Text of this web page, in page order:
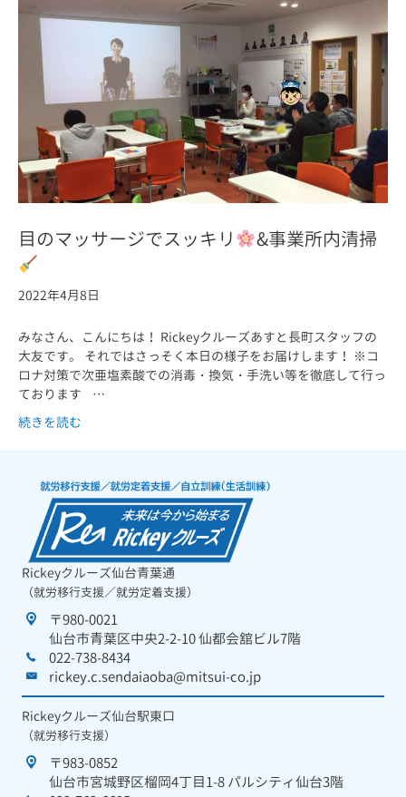
目のマッサージでスッキリ &事業所内清掃
2022年4月8日
みなさん、こんにちは！ Rickeyクルーズあすと長町スタッフの
大友です。 それではさっそく本日の様子をお届けします！ ※コ
ロナ対策で次亜塩素酸での消毒・換気・手洗い等を徹底して行っ
ております …
続きを読む
Rickeyクルーズ仙台青葉通
（就労移行支援／就労定着支援）
〒980-0021
仙台市青葉区中央2-2-10 仙都会舘ビル7階
022-738-8434
rickey.c.sendaiaoba@mitsui-co.jp
Rickeyクルーズ仙台駅東口
（就労移行支援）
〒983-0852
仙台市宮城野区榴岡4丁目1-8 パルシティ仙台3階